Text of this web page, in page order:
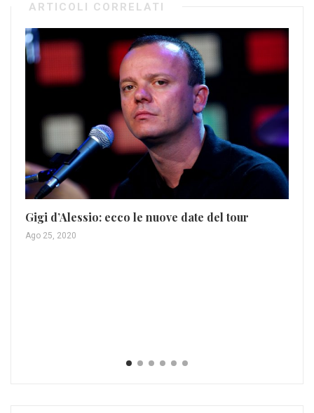
ARTICOLI CORRELATI
Gigi d’Alessio: ecco le nuove date del tour
Ago 25, 2020